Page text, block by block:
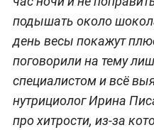
подышать около
день весы покажут
поговорили на тему
специалистом и всё
нутрициолог Ирина
про хитрости, из-за